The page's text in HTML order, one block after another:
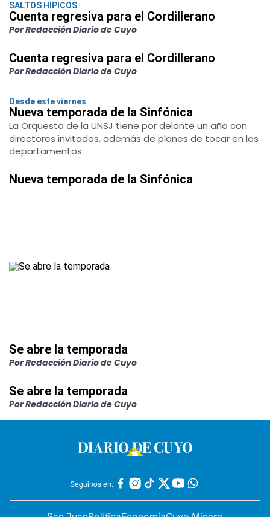
SALTOS HÍPICOS
Cuenta regresiva para el Cordillerano
Por Redacción Diario de Cuyo
Cuenta regresiva para el Cordillerano
Por Redacción Diario de Cuyo
Desde este viernes
Nueva temporada de la Sinfónica
La Orquesta de la UNSJ tiene por delante un año con
directores invitados, además de planes de tocar en los
departamentos.
Nueva temporada de la Sinfónica
Se abre la temporada
Por Redacción Diario de Cuyo
Se abre la temporada
Por Redacción Diario de Cuyo
Seguinos en: